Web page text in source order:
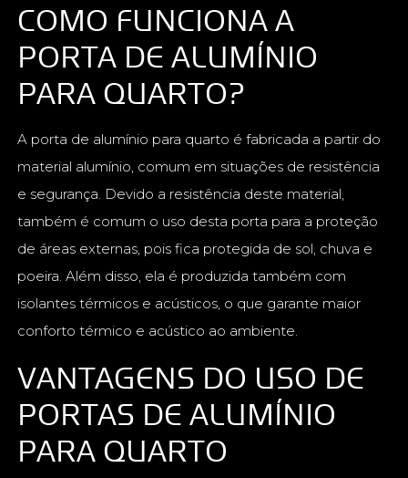
COMO FUNCIONA A
PORTA DE ALUMÍNIO
PARA QUARTO?
A porta de alumínio para quarto é fabricada a partir do
material alumínio, comum em situações de resistência
e segurança. Devido a resistência deste material,
também é comum o uso desta porta para a proteção
de áreas externas, pois fica protegida de sol, chuva e
poeira. Além disso, ela é produzida também com
isolantes térmicos e acústicos, o que garante maior
conforto térmico e acústico ao ambiente.
VANTAGENS DO USO DE
PORTAS DE ALUMÍNIO
PARA QUARTO